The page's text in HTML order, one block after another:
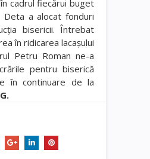
cadrul fiecărui buget
Deta a alocat fonduri
bisericii. Întrebat
în ridicarea lacaşului
Petru Roman ne-a
pentru biserică
în continuare de la